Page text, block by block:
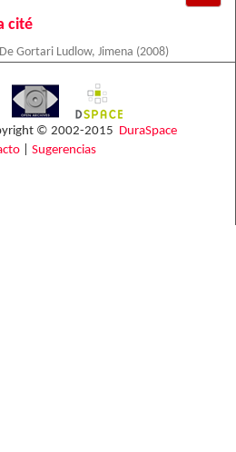
cité
De Gortari Ludlow, Jimena (2008)
© 2002-2015 DuraSpace
| Sugerencias